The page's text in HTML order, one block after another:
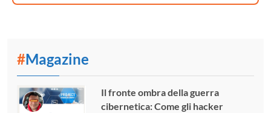
#Magazine
Il fronte ombra della guerra
cibernetica: Come gli hacker